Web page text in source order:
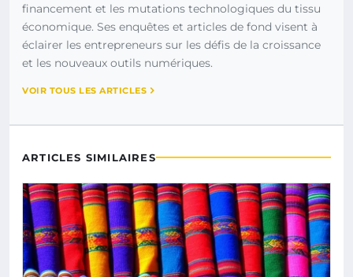
financement et les mutations technologiques du tissu
économique. Ses enquêtes et articles de fond visent à
éclairer les entrepreneurs sur les défis de la croissance
et les nouveaux outils numériques.
VOIR TOUS LES ARTICLES
ARTICLES SIMILAIRES